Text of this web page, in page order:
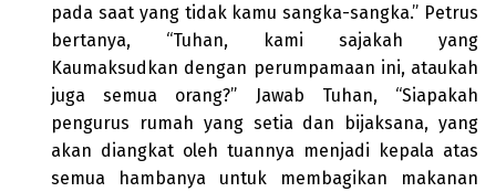
pada saat yang tidak kamu sangka-sangka.” Petrus
bertanya, “Tuhan, kami sajakah yang
Kaumaksudkan dengan perumpamaan ini, ataukah
juga semua orang?” Jawab Tuhan, “Siapakah
pengurus rumah yang setia dan bijaksana, yang
akan diangkat oleh tuannya menjadi kepala atas
semua hambanya untuk membagikan makanan